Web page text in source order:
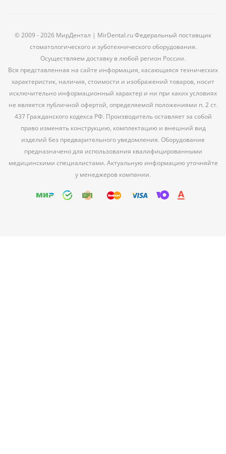
© 2009 - 2026 МирДентал | MirDental.ru Федеральный поставщик
стоматологического и зуботехнического оборудования.
Осуществляем доставку в любой регион России.
Вся представленная на сайте информация, касающаяся технических
характеристик, наличия, стоимости и изображений товаров, носит
исключительно информационный характер и ни при каких условиях
не является публичной офертой, определяемой положениями п. 2 ст.
437 Гражданского кодекса РФ. Производитель оставляет за собой
право изменять конструкцию, комплектацию и внешний вид
изделий без предварительного уведомления. Оборудование
предназначено для использования квалифицированными
медицинскими специалистами. Актуальную информацию уточняйте
у менеджеров компании.